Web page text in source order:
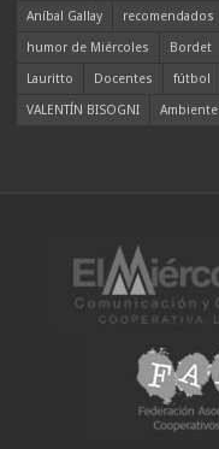
Aníbal Gallay
recomendados
humor de Miércoles
Bordet
Lauritto
Docentes fútbol
VALENTÍN BISOGNI
Ambiente